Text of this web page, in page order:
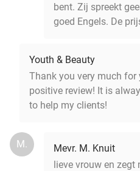
bent. Zij spreekt
goed Engels. De
Youth & Beauty
Thank you very much for
positive review! It is
to help my clients!
M.
Mevr. M. Knuit
lieve vrouw en zegt